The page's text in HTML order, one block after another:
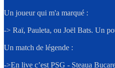
Un joueur qui m'a marqué :
-> Raï, Pauleta, ou Joël Bats. Un
Un match de légende :
->En live c’est PSG - Steaua